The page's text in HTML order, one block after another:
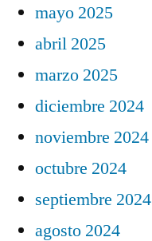
mayo 2025
abril 2025
marzo 2025
diciembre 2024
noviembre 2024
octubre 2024
septiembre 2024
agosto 2024